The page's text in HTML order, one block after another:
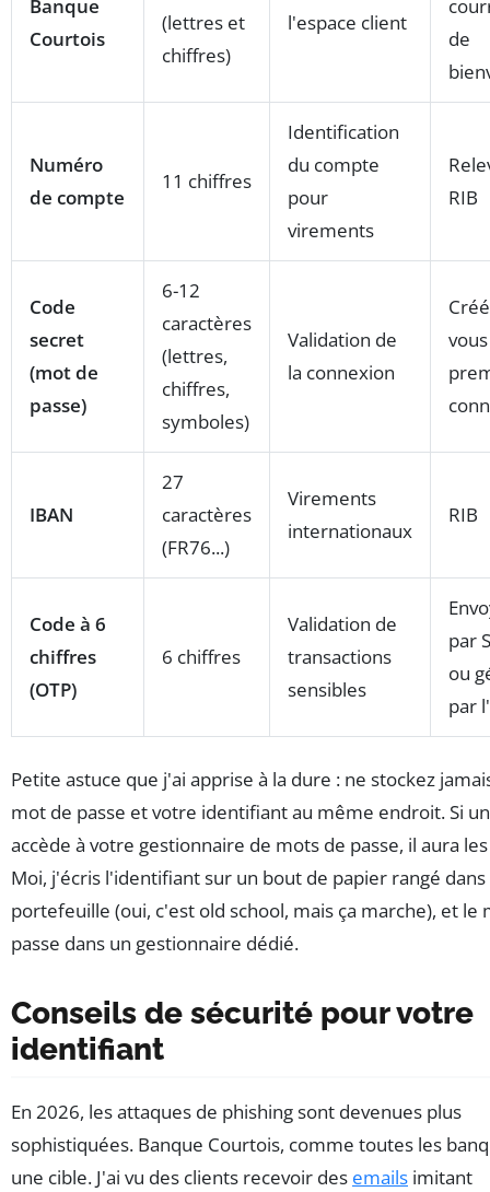
Banque
Courtois
(lettres et
chiffres)
l'espace client
de
Numéro
de compte
11 chiffres
Identification
du compte
pour
virements
RIB
Code
secret
(mot de
passe)
6-12
caractères
(lettres,
chiffres,
symboles)
Validation de
la connexion
IBAN
27
caractères
(FR76...)
Virements
internationaux
RIB
Code à 6
chiffres
(OTP)
6 chiffres
Validation de
transactions
sensibles
par
ou
par
Petite astuce que j'ai apprise à la dure : ne stockez
mot de passe et votre identifiant au même endroit. Si
accède à votre gestionnaire de mots de passe, il aura
Moi, j'écris l'identifiant sur un bout de papier rangé
portefeuille (oui, c'est old school, mais ça marche), et le
passe dans un gestionnaire dédié.
Conseils de sécurité pour votre
identifiant
En 2026, les attaques de phishing sont devenues plus
sophistiquées. Banque Courtois, comme toutes les
une cible. J'ai vu des clients recevoir des emails imitant